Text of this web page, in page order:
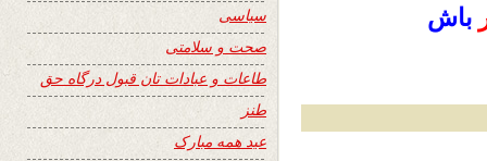
باش
سیاسی
صحت و سلامتی
طاعات و عبادات تان قبول درگاه حق
طنز
عید همه مبارک